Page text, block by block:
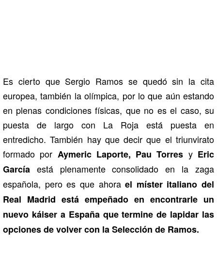
Es cierto que Sergio Ramos se quedó sin la cita
europea, también la olímpica, por lo que aún estando
en plenas condiciones físicas, que no es el caso, su
puesta de largo con La Roja está puesta en
entredicho. También hay que decir que el triunvirato
formado por Aymeric Laporte, Pau Torres y Eric
García está plenamente consolidado en la zaga
española, pero es que ahorael míster italiano del
Real Madrid está empeñado en encontrarle un
nuevo káiser a España que termine de lapidar las
opciones de volver con la Selección de Ramos.